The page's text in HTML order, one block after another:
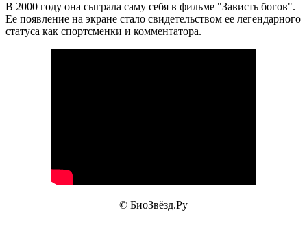
В 2000 году она сыграла саму себя в фильме "Зависть богов".
Ее появление на экране стало свидетельством ее легендарного
статуса как спортсменки и комментатора.
© БиоЗвёзд.Ру